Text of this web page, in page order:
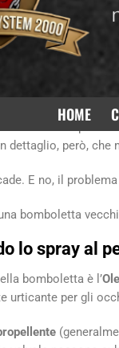
HOME
Ecco
dettaglio, però,
E no, il
bomboletta
lo spray al
bomboletta è l’
urticante per gli